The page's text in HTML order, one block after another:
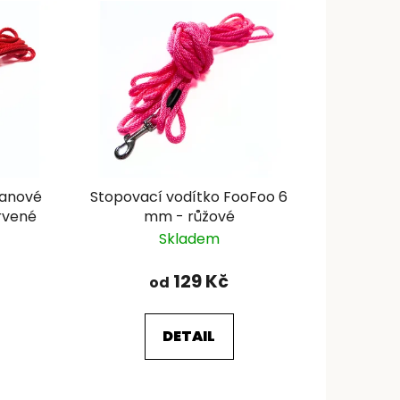
Stopovací vodítko FooFoo 6
mm - růžové
Skladem
od 129 Kč
DETAIL